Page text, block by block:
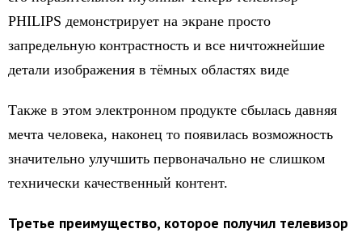
PHILIPS демонстрирует на экране просто
запредельную контрастность и все ничтожнейшие
детали изображения в тёмных областях виде
Также в этом электронном продукте сбылась давняя
мечта человека, наконец то появилась возможность
значительно улучшить первоначально не слишком
технически качественный контент.
Третье преимущество, которое получил телевизор